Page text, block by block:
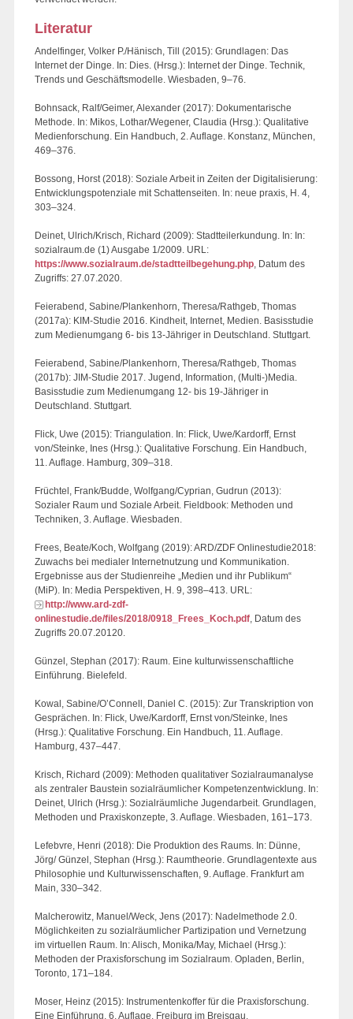
Literatur
Andelfinger, Volker P./Hänisch, Till (2015): Grundlagen: Das
Internet der Dinge. In: Dies. (Hrsg.): Internet der Dinge. Technik,
Trends und Geschäftsmodelle. Wiesbaden, 9–76.
Bohnsack, Ralf/Geimer, Alexander (2017): Dokumentarische
Methode. In: Mikos, Lothar/Wegener, Claudia (Hrsg.): Qualitative
Medienforschung. Ein Handbuch, 2. Auflage. Konstanz, München,
469–376.
Bossong, Horst (2018): Soziale Arbeit in Zeiten der Digitalisierung:
Entwicklungspotenziale mit Schattenseiten. In: neue praxis, H. 4,
303–324.
Deinet, Ulrich/Krisch, Richard (2009): Stadtteilerkundung. In: In:
sozialraum.de (1) Ausgabe 1/2009. URL:
https://www.sozialraum.de/stadtteilbegehung.php, Datum des
Zugriffs: 27.07.2020.
Feierabend, Sabine/Plankenhorn, Theresa/Rathgeb, Thomas
(2017a): KIM-Studie 2016. Kindheit, Internet, Medien. Basisstudie
zum Medienumgang 6- bis 13-Jähriger in Deutschland. Stuttgart.
Feierabend, Sabine/Plankenhorn, Theresa/Rathgeb, Thomas
(2017b): JIM-Studie 2017. Jugend, Information, (Multi-)Media.
Basisstudie zum Medienumgang 12- bis 19-Jähriger in
Deutschland. Stuttgart.
Flick, Uwe (2015): Triangulation. In: Flick, Uwe/Kardorff, Ernst
von/Steinke, Ines (Hrsg.): Qualitative Forschung. Ein Handbuch,
11. Auflage. Hamburg, 309–318.
Früchtel, Frank/Budde, Wolfgang/Cyprian, Gudrun (2013):
Sozialer Raum und Soziale Arbeit. Fieldbook: Methoden und
Techniken, 3. Auflage. Wiesbaden.
Frees, Beate/Koch, Wolfgang (2019): ARD/ZDF Onlinestudie2018:
Zuwachs bei medialer Internetnutzung und Kommunikation.
Ergebnisse aus der Studienreihe „Medien und ihr Publikum“
(MiP). In: Media Perspektiven, H. 9, 398–413. URL:
http://www.ard-zdf-
onlinestudie.de/files/2018/0918_Frees_Koch.pdf, Datum des
Zugriffs 20.07.20120.
Günzel, Stephan (2017): Raum. Eine kulturwissenschaftliche
Einführung. Bielefeld.
Kowal, Sabine/O’Connell, Daniel C. (2015): Zur Transkription von
Gesprächen. In: Flick, Uwe/Kardorff, Ernst von/Steinke, Ines
(Hrsg.): Qualitative Forschung. Ein Handbuch, 11. Auflage.
Hamburg, 437–447.
Krisch, Richard (2009): Methoden qualitativer Sozialraumanalyse
als zentraler Baustein sozialräumlicher Kompetenzentwicklung. In:
Deinet, Ulrich (Hrsg.): Sozialräumliche Jugendarbeit. Grundlagen,
Methoden und Praxiskonzepte, 3. Auflage. Wiesbaden, 161–173.
Lefebvre, Henri (2018): Die Produktion des Raums. In: Dünne,
Jörg/ Günzel, Stephan (Hrsg.): Raumtheorie. Grundlagentexte aus
Philosophie und Kulturwissenschaften, 9. Auflage. Frankfurt am
Main, 330–342.
Malcherowitz, Manuel/Weck, Jens (2017): Nadelmethode 2.0.
Möglichkeiten zu sozialräumlicher Partizipation und Vernetzung
im virtuellen Raum. In: Alisch, Monika/May, Michael (Hrsg.):
Methoden der Praxisforschung im Sozialraum. Opladen, Berlin,
Toronto, 171–184.
Moser, Heinz (2015): Instrumentenkoffer für die Praxisforschung.
Eine Einführung, 6. Auflage. Freiburg im Breisgau.